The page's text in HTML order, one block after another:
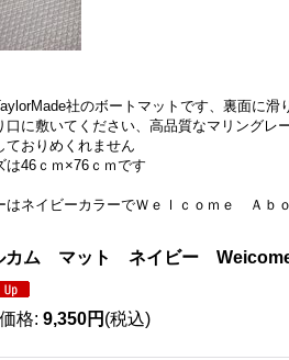
社のボートマットです、裏面に
口に敷いてください、高品質なマリングレ
ておりめくれません
は46ｃｍ×76ｃｍです
はネイビーカラーでＷｅｌｃｏｍｅ Ａｂ
カム マット ネイビー
格: 9,350円 (税込)